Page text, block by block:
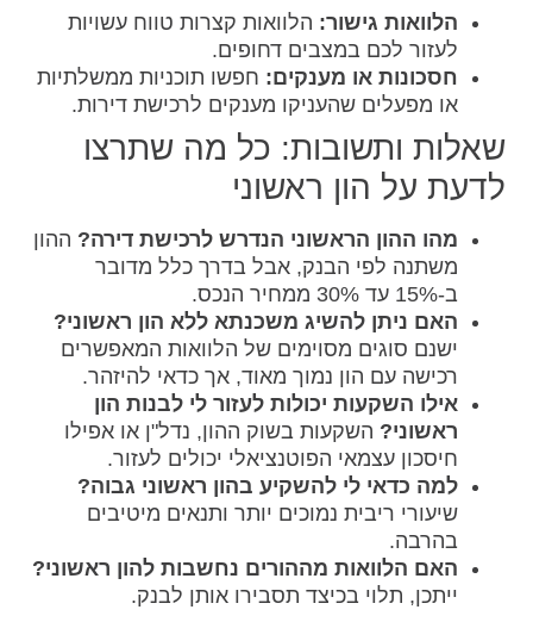
הלוואות גישור: הלוואות קצרות טווח עשויות
לעזור לכם במצבים דחופים.
חסכונות או מענקים: חפשו תוכניות ממשלתיות
או מפעלים שהעניקו מענקים לרכישת דירות.
שאלות ותשובות: כל מה שתרצו
לדעת על הון ראשוני
מהו ההון הראשוני הנדרש לרכישת דירה? ההון
משתנה לפי הבנק, אבל בדרך כלל מדובר
ב-15% עד 30% ממחיר הנכס.
האם ניתן להשיג משכנתא ללא הון ראשוני?
ישנם סוגים מסוימים של הלוואות המאפשרים
רכישה עם הון נמוך מאוד, אך כדאי להיזהר.
אילו השקעות יכולות לעזור לי לבנות הון
ראשוני? השקעות בשוק ההון, נדל"ן או אפילו
חיסכון עצמאי הפוטנציאלי יכולים לעזור.
למה כדאי לי להשקיע בהון ראשוני גבוה?
שיעורי ריבית נמוכים יותר ותנאים מיטיבים
בהרבה.
האם הלוואות מההורים נחשבות להון ראשוני?
ייתכן, תלוי בכיצד תסבירו אותן לבנק.